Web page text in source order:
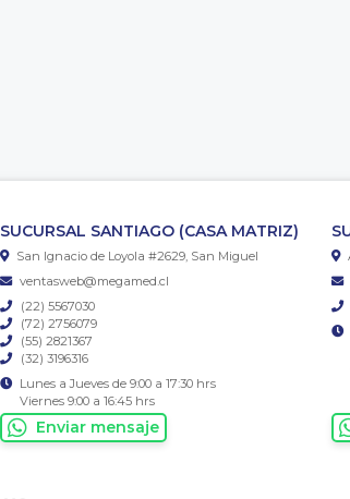
SUCURSAL SANTIAGO (CASA MATRIZ)
San Ignacio de Loyola #2629, San Miguel
ventasweb@megamed.cl
(22) 5567030
(72) 2756079
(55) 2821367
(32) 3196316
Lunes a Jueves de 9:00 a 17:30 hrs
Viernes 9:00 a 16:45 hrs
Enviar mensaje